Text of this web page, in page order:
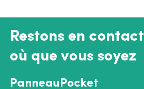
Restons en contact
où que vous soyez
PanneauPocket